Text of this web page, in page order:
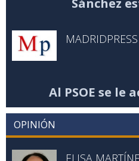
MADRIDPRESS
Al PSOE se le
OPINIÓN
ELISA